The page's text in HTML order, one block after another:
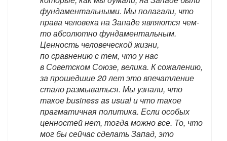
фундаментальными. Мы полагали, что
права человека на Западе являются чем-
то абсолютно фундаментальным.
Ценность человеческой жизни,
по сравнению с тем, что у нас
в Советском Союзе, велика. К сожалению,
за прошедшие 20 лет это впечатление
стало размываться. Мы узнали, что
такое business as usual и что такое
прагматичная политика. Если особых
ценностей нет, тогда можно все. То, что
мог бы сейчас сделать Запад, это